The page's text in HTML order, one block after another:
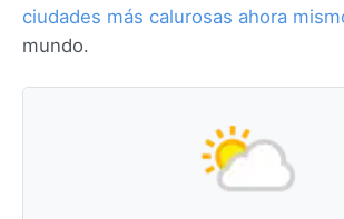
ciudades más calurosas ahora
mundo.